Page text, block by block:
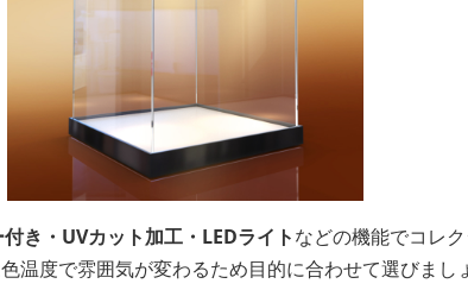
付き・UVカット加工・LEDライトなどの機能でコレ
温度で雰囲気が変わるため目的に合わせて選びまし